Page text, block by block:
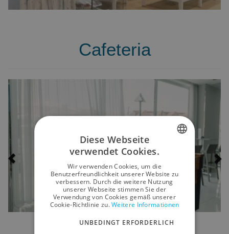
Cafeteria
SPANISH
ENGLISH
GERMAN
RUSSIAN
FRENCH
Diese Webseite
verwendet Cookies.
Wir verwenden Cookies, um die
Benutzerfreundlichkeit unserer Website zu
verbessern. Durch die weitere Nutzung
unserer Webseite stimmen Sie der
Verwendung von Cookies gemäß unserer
Cookie-Richtlinie zu.Weitere Informationen
UNBEDINGT ERFORDERLICH